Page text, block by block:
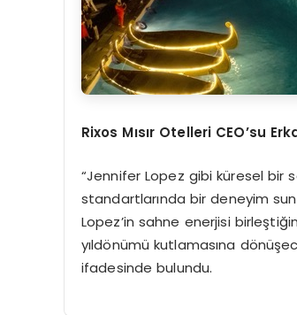
Rixos Mısır Otelleri CEO’su
“Jennifer Lopez gibi küresel bir
standartlarında bir deneyim
Lopez’in sahne enerjisi
yıldönümü kutlamasına
ifadesinde bulundu.